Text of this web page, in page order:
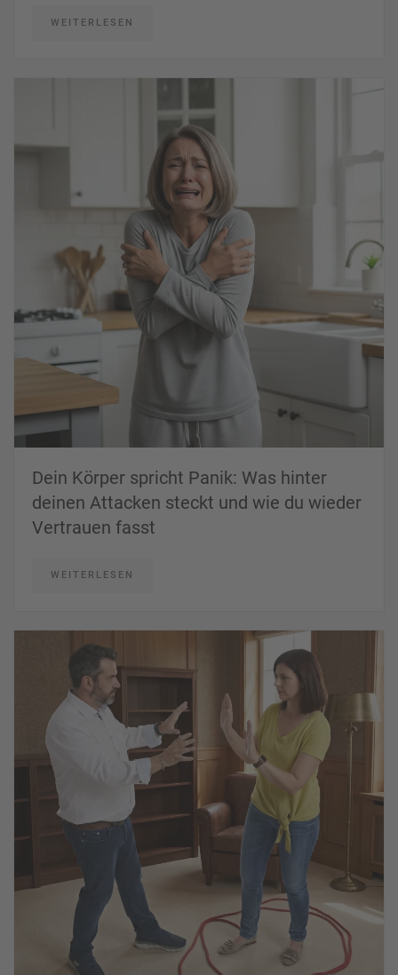
WEITERLESEN
Dein Körper spricht Panik: Was hinter
deinen Attacken steckt und wie du wieder
Vertrauen fasst
WEITERLESEN